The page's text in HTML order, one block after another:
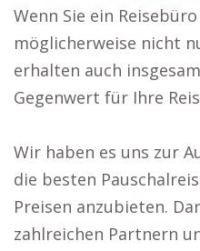
Wenn Sie ein
möglicherweise nicht
erhalten auch
Gegenwert für Ihre
Wir haben es uns zur
die besten
Preisen anzubieten.
zahlreichen Partnern